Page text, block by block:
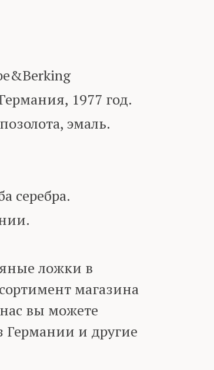
1977 год.
эмаль.
серебра.
ложки в
магазина
вы можете
Германии и другие